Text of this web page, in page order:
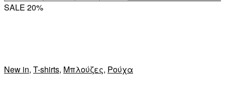
SALE 20%
New in, T-shirts, Μπλούζες, Ρούχα